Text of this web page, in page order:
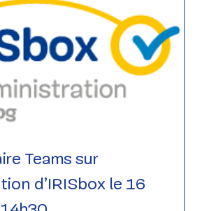
Teams sur
d’IRISbox le 16